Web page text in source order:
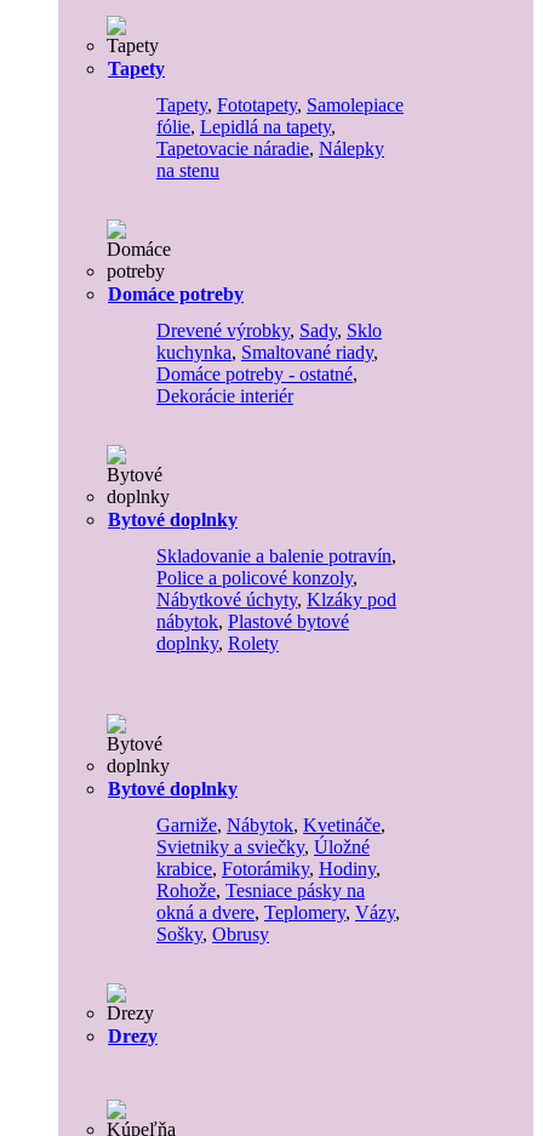
Tapety
Tapety, Fototapety, Samolepiace
fólie, Lepidlá na tapety,
Tapetovacie náradie, Nálepky
na stenu
Domáce potreby
Drevené výrobky, Sady, Sklo
kuchynka, Smaltované riady,
Domáce potreby - ostatné,
Dekorácie interiér
Bytové doplnky
Skladovanie a balenie potravín,
Police a policové konzoly,
Nábytkové úchyty, Klzáky pod
nábytok, Plastové bytové
doplnky, Rolety
Bytové doplnky
Garniže, Nábytok, Kvetináče,
Svietniky a sviečky, Úložné
krabice, Fotorámiky, Hodiny,
Rohože, Tesniace pásky na
okná a dvere, Teplomery, Vázy,
Sošky, Obrusy
Drezy